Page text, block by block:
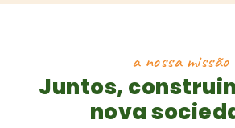
a nossa missão
Juntos,
nova